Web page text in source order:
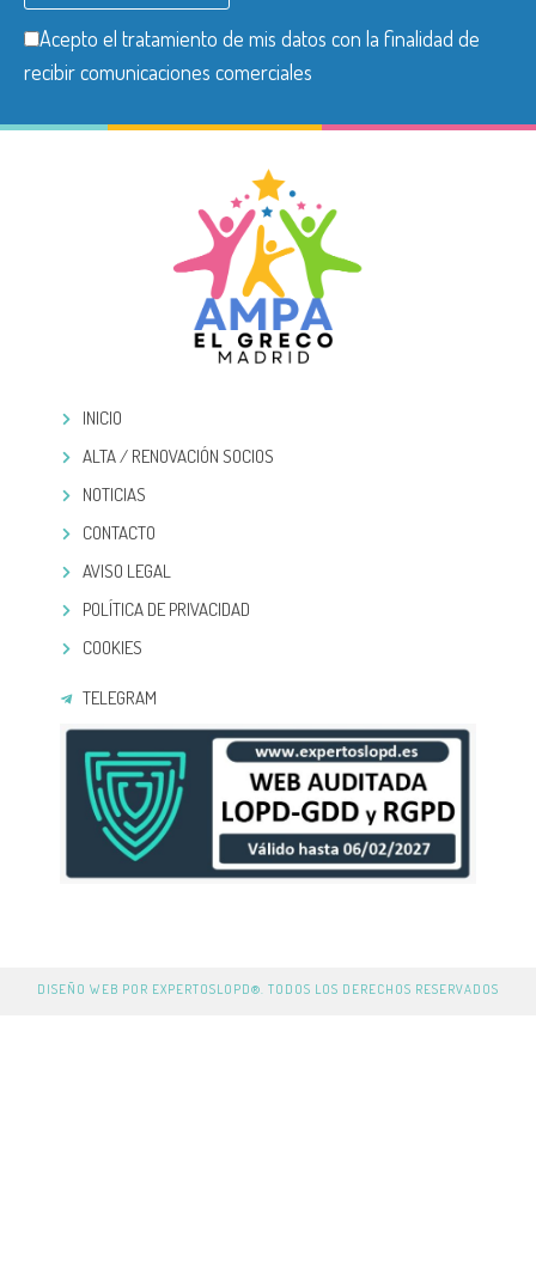
Acepto el tratamiento de mis datos con la finalidad de
recibir comunicaciones comerciales
INICIO
ALTA / RENOVACIÓN SOCIOS
NOTICIAS
CONTACTO
AVISO LEGAL
POLÍTICA DE PRIVACIDAD
COOKIES
TELEGRAM
DISEÑO WEB POR EXPERTOSLOPD®. TODOS LOS DERECHOS RESERVADOS